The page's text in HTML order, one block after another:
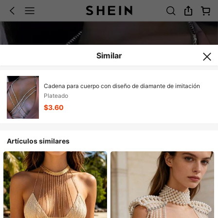
Similar
Cadena para cuerpo con diseño de diamante de imitación
Plateado
$3.60
Artículos similares